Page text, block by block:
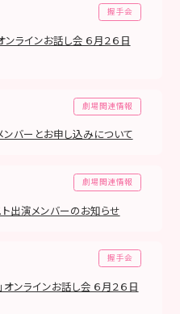
握手会
ンラインお話し会 ６月２６日
劇場関連情報
ンバーとお申し込みについて
劇場関連情報
出演メンバーのお知らせ
握手会
オンラインお話し会 ６月２６日